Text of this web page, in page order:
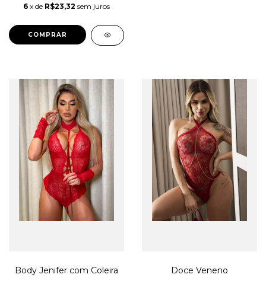
6 x de R$23,32 sem juros
COMPRAR
Body Jenifer com Coleira Doce Veneno